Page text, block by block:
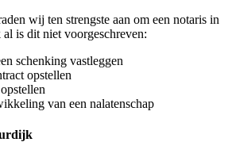
wij ten strengste aan om een notaris in
is dit niet voorgeschreven:
schenking vastleggen
opstellen
van een nalatenschap